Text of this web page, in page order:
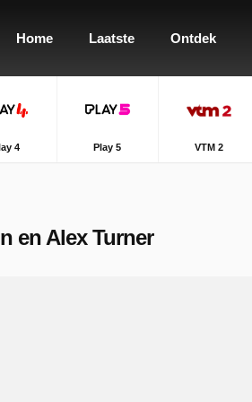
Home Laatste Ontdek
4 Play 5 VTM 2
en Alex Turner